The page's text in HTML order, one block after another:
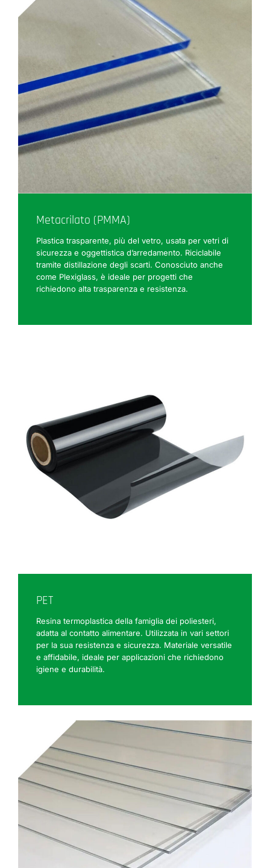
Metacrilato (PMMA)
Plastica trasparente, più del vetro, usata per vetri di
sicurezza e oggettistica d’arredamento. Riciclabile
tramite distillazione degli scarti. Conosciuto anche
come Plexiglass, è ideale per progetti che
richiedono alta trasparenza e resistenza.
PET
Resina termoplastica della famiglia dei poliesteri,
adatta al contatto alimentare. Utilizzata in vari settori
per la sua resistenza e sicurezza. Materiale versatile
e affidabile, ideale per applicazioni che richiedono
igiene e durabilità.